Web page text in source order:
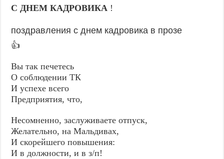
С ДНЕМ КАДРОВИКА !
поздравления с днем кадровика в прозе
👍
Вы так печетесь
О соблюдении ТК
И успехе всего
Предприятия, что,
Несомненно, заслуживаете отпуск,
Желательно, на Мальдивах,
И скорейшего повышения:
И в должности, и в з/п!